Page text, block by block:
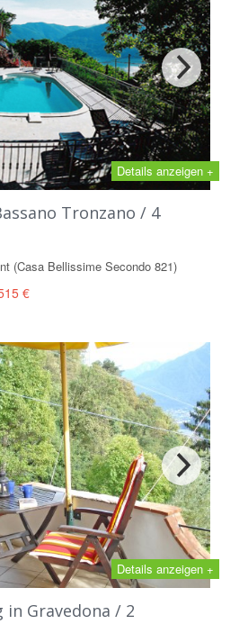
Details anzeigen +
Tronzano / 4
(Casa Bellissime Secondo 821)
€
Details anzeigen +
in Gravedona / 2